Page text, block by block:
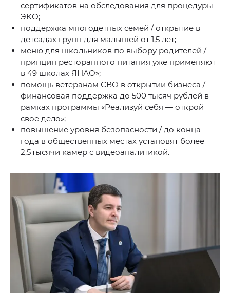
сертификатов на обследования для процедуры
ЭКО;
поддержка многодетных семей / открытие в
детсадах групп для малышей от 1,5 лет;
меню для школьников по выбору родителей /
принцип ресторанного питания уже применяют
в 49 школах ЯНАО»;
помощь ветеранам СВО в открытии бизнеса /
финансовая поддержка до 500 тысяч рублей в
рамках программы «Реализуй себя — открой
свое дело»;
повышение уровня безопасности / до конца
года в общественных местах установят более
2,5 тысячи камер с видеоаналитикой.